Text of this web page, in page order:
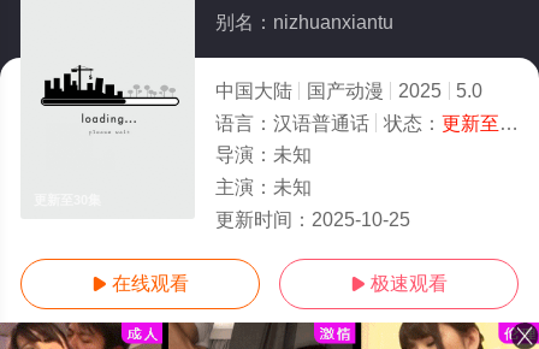
别名：nizhuanxiantu
中国大陆 国产动漫 2025
5.0
语言： 汉语普通话 状态： 更新至30集
导演： 未知
主演： 未知
更新时间： 2025-10-25
 在线观看  极速观看